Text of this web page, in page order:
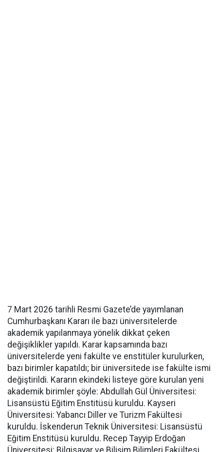
7 Mart 2026 tarihli Resmi Gazete’de yayımlanan
Cumhurbaşkanı Kararı ile bazı üniversitelerde
akademik yapılanmaya yönelik dikkat çeken
değişiklikler yapıldı. Karar kapsamında bazı
üniversitelerde yeni fakülte ve enstitüler kurulurken,
bazı birimler kapatıldı; bir üniversitede ise fakülte ismi
değiştirildi. Kararın ekindeki listeye göre kurulan yeni
akademik birimler şöyle: Abdullah Gül Üniversitesi:
Lisansüstü Eğitim Enstitüsü kuruldu. Kayseri
Üniversitesi: Yabancı Diller ve Turizm Fakültesi
kuruldu. İskenderun Teknik Üniversitesi: Lisansüstü
Eğitim Enstitüsü kuruldu. Recep Tayyip Erdoğan
Üniversitesi: Bilgisayar ve Bilişim Bilimleri Fakültesi